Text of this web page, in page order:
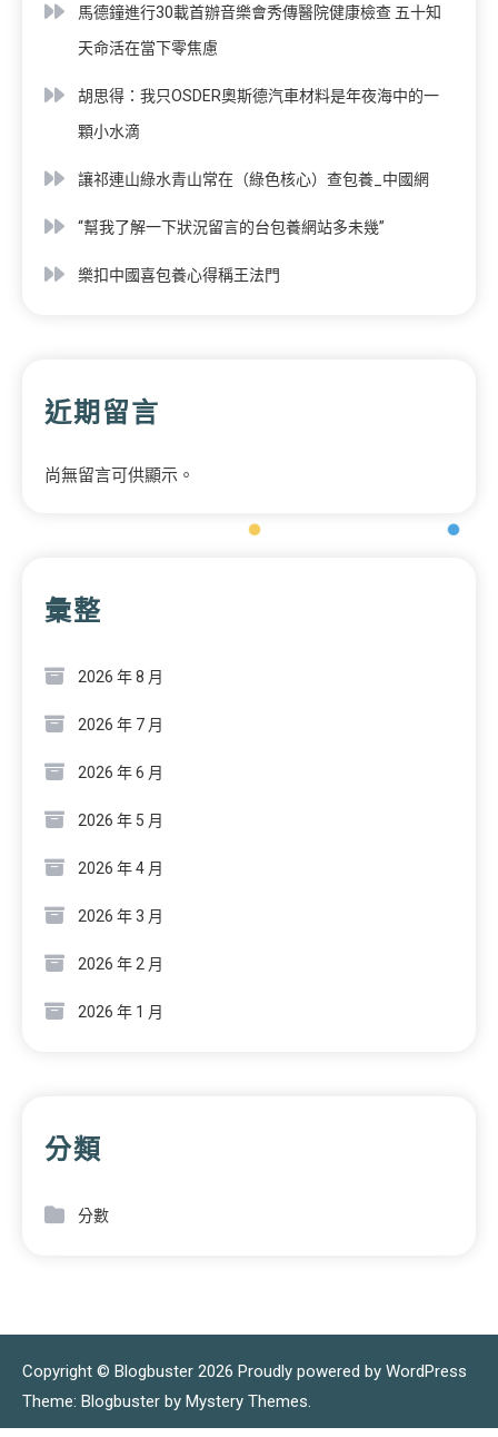
馬德鐘進行30載首辦音樂會秀傳醫院健康檢查 五十知
天命活在當下零焦慮
胡思得：我只OSDER奧斯德汽車材料是年夜海中的一
顆小水滴
讓祁連山綠水青山常在（綠色核心）查包養_中國網
“幫我了解一下狀況留言的台包養網站多未幾”
樂扣中國喜包養心得稱王法門
近期留言
尚無留言可供顯示。
彙整
2026 年 8 月
2026 年 7 月
2026 年 6 月
2026 年 5 月
2026 年 4 月
2026 年 3 月
2026 年 2 月
2026 年 1 月
分類
分數
Copyright © Blogbuster 2026 Proudly powered by WordPress
Theme: Blogbuster by Mystery Themes